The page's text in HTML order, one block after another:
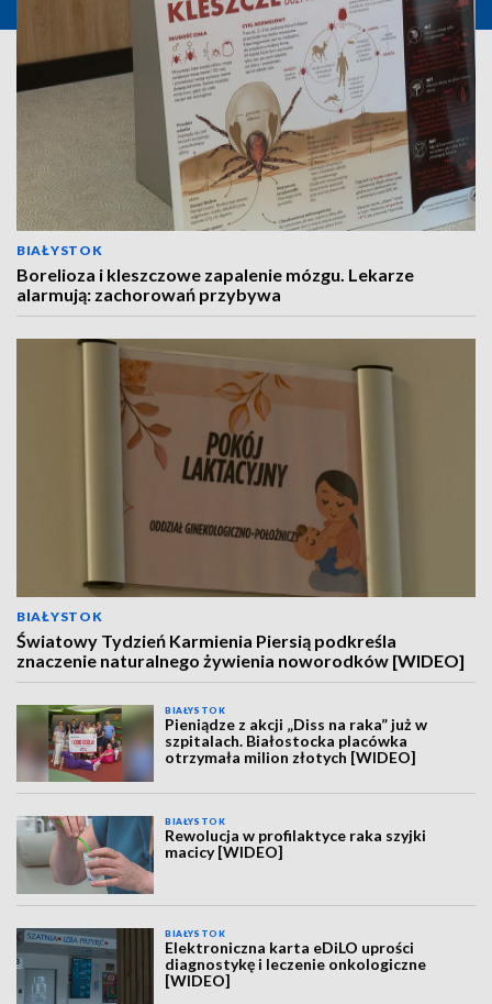
BIAŁYSTOK
Borelioza i kleszczowe zapalenie mózgu. Lekarze
alarmują: zachorowań przybywa
BIAŁYSTOK
Światowy Tydzień Karmienia Piersią podkreśla
znaczenie naturalnego żywienia noworodków [WIDEO]
BIAŁYSTOK
Pieniądze z akcji „Diss na raka” już w
szpitalach. Białostocka placówka
otrzymała milion złotych [WIDEO]
BIAŁYSTOK
Rewolucja w profilaktyce raka szyjki
macicy [WIDEO]
BIAŁYSTOK
Elektroniczna karta eDiLO uprości
diagnostykę i leczenie onkologiczne
[WIDEO]